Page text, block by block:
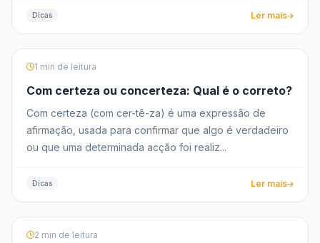
Dicas Ler mais
1 min de leitura
Com certeza ou concerteza: Qual é o correto?
Com certeza (com cer-tê-za) é uma expressão de
afirmação, usada para confirmar que algo é verdadeiro
ou que uma determinada acção foi realiz...
Dicas Ler mais
2 min de leitura